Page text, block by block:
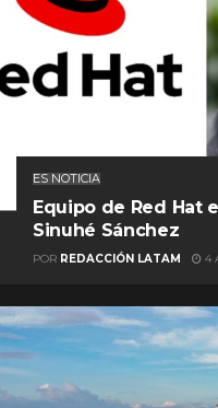
ES NOTICIA
Equipo de Red Hat
Sinuhé Sánchez
POR REDACCIÓN LATAM 4